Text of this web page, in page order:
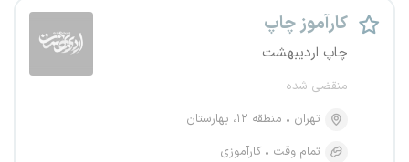
کارآموز چاپ
چاپ اردیبهشت
منقضی شده
تهران
منطقه ۱۲، بهارستان
تمام وقت
کارآموزی